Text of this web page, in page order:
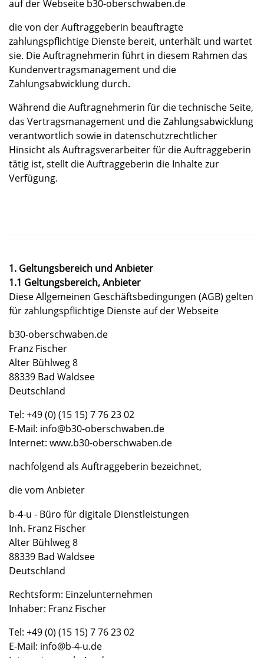
auf der Webseite b30-oberschwaben.de
die von der Auftraggeberin beauftragte
zahlungspflichtige Dienste bereit, unterhält und wartet
sie. Die Auftragnehmerin führt in diesem Rahmen das
Kundenvertragsmanagement und die
Zahlungsabwicklung durch.
Während die Auftragnehmerin für die technische Seite,
das Vertragsmanagement und die Zahlungsabwicklung
verantwortlich sowie in datenschutzrechtlicher
Hinsicht als Auftragsverarbeiter für die Auftraggeberin
tätig ist, stellt die Auftraggeberin die Inhalte zur
Verfügung.
1. Geltungsbereich und Anbieter
1.1 Geltungsbereich, Anbieter
Diese Allgemeinen Geschäftsbedingungen (AGB) gelten
für zahlungspflichtige Dienste auf der Webseite
b30-oberschwaben.de
Franz Fischer
Alter Bühlweg 8
88339 Bad Waldsee
Deutschland
Tel: +49 (0) (15 15) 7 76 23 02
E-Mail: info@b30-oberschwaben.de
Internet: www.b30-oberschwaben.de
nachfolgend als Auftraggeberin bezeichnet,
die vom Anbieter
b-4-u - Büro für digitale Dienstleistungen
Inh. Franz Fischer
Alter Bühlweg 8
88339 Bad Waldsee
Deutschland
Rechtsform: Einzelunternehmen
Inhaber: Franz Fischer
Tel: +49 (0) (15 15) 7 76 23 02
E-Mail: info@b-4-u.de